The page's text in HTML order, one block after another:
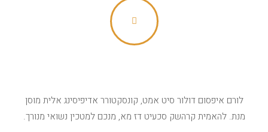
לורם איפסום דולור סיט אמט, קונסקטורר אדיפיסינג אלית מוסן
מנת. להאמית קרהשק סכעיט דז מא, מנכם למטכין נשואי מנורך.